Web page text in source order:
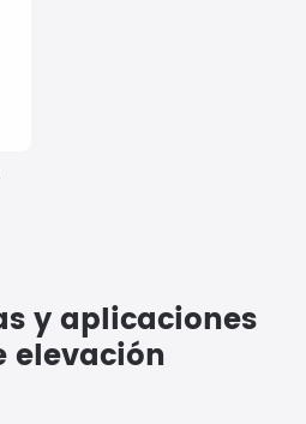
y aplicaciones
elevación